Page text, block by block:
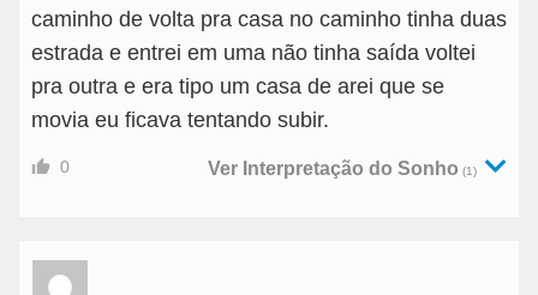
caminho de volta pra casa no caminho tinha duas
estrada e entrei em uma não tinha saída voltei
pra outra e era tipo um casa de arei que se
movia eu ficava tentando subir.
0 Ver Interpretação do Sonho (1)